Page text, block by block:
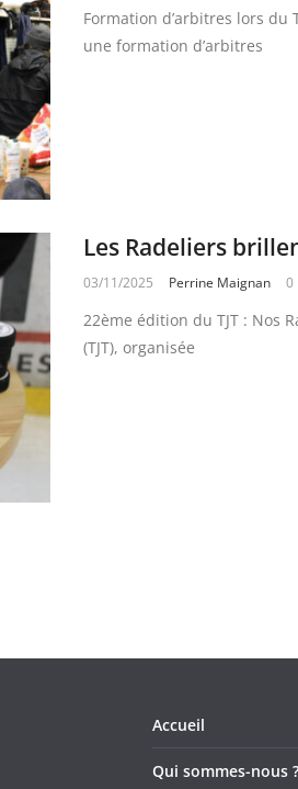
Formation d’arbitres lors du
une formation d’arbitres
Les Radeliers
03/11/2025 Perrine Maignan 0
22ème édition du TJT : Nos
(TJT), organisée
Accueil
Qui sommes-nous ?